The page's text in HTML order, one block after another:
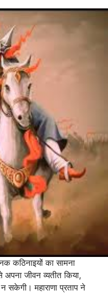
कठिनाइयों का सामना
जीवन व्यतीत किया,
महाराणा प्रताप ने